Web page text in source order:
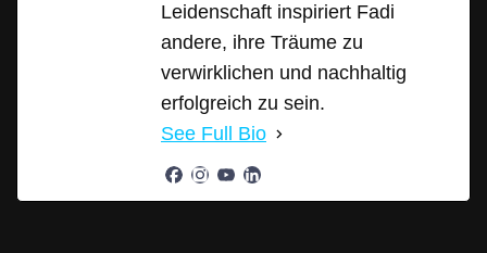
Leidenschaft inspiriert Fadi
andere, ihre Träume zu
verwirklichen und nachhaltig
erfolgreich zu sein.
See Full Bio